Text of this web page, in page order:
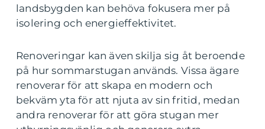
landsbygden kan behöva fokusera mer på
isolering och energieffektivitet.
Renoveringar kan även skilja sig åt beroende
på hur sommarstugan används. Vissa ägare
renoverar för att skapa en modern och
bekväm yta för att njuta av sin fritid, medan
andra renoverar för att göra stugan mer